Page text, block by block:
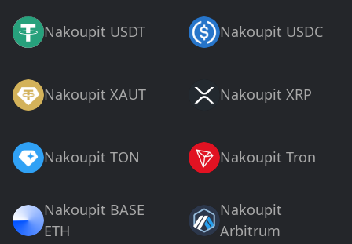
Nakoupit USDT Nakoupit USDC
Nakoupit XAUT Nakoupit XRP
Nakoupit TON Nakoupit Tron
Nakoupit BASE
ETH
Nakoupit
Arbitrum